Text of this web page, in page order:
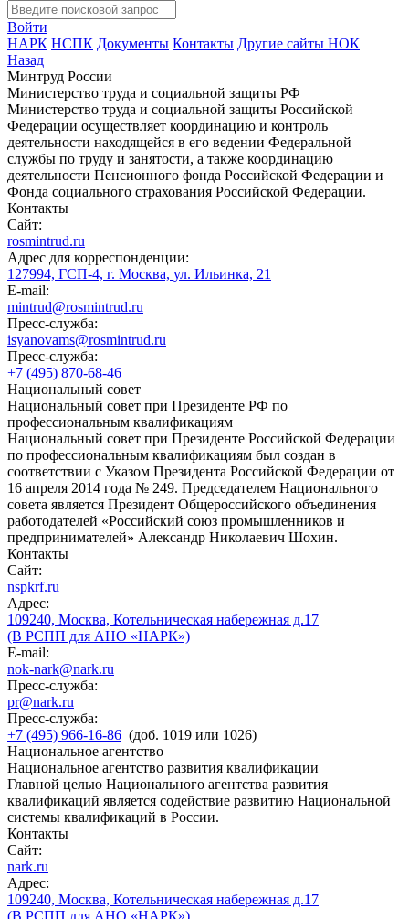
Войти
НАРК НСПК Документы Контакты Другие сайты НОК
Назад
Минтруд России
Министерство труда и социальной защиты РФ
Министерство труда и социальной защиты Российской
Федерации осуществляет координацию и контроль
деятельности находящейся в его ведении Федеральной
службы по труду и занятости, а также координацию
деятельности Пенсионного фонда Российской Федерации и
Фонда социального страхования Российской Федерации.
Контакты
Сайт:
rosmintrud.ru
Адрес для корреспонденции:
127994, ГСП-4, г. Москва, ул. Ильинка, 21
E-mail:
mintrud@rosmintrud.ru
Пресс-служба:
isyanovams@rosmintrud.ru
Пресс-служба:
+7 (495) 870-68-46
Национальный совет
Национальный совет при Президенте РФ по
профессиональным квалификациям
Национальный совет при Президенте Российской Федерации
по профессиональным квалификациям был создан в
соответствии с Указом Президента Российской Федерации от
16 апреля 2014 года № 249. Председателем Национального
совета является Президент Общероссийского объединения
работодателей «Российский союз промышленников и
предпринимателей» Александр Николаевич Шохин.
Контакты
Сайт:
nspkrf.ru
Адрес:
109240, Москва, Котельническая набережная д.17
(В РСПП для АНО «НАРК»)
E-mail:
nok-nark@nark.ru
Пресс-служба:
pr@nark.ru
Пресс-служба:
+7 (495) 966-16-86 (доб. 1019 или 1026)
Национальное агентство
Национальное агентство развития квалификации
Главной целью Национального агентства развития
квалификаций является содействие развитию Национальной
системы квалификаций в России.
Контакты
Сайт:
nark.ru
Адрес:
109240, Москва, Котельническая набережная д.17
(В РСПП для АНО «НАРК»)